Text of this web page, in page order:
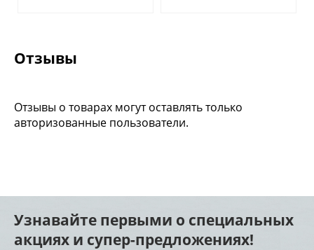
Отзывы
Отзывы о товарах могут оставлять только
авторизованные пользователи.
Узнавайте первыми о специальных
акциях и супер-предложениях!